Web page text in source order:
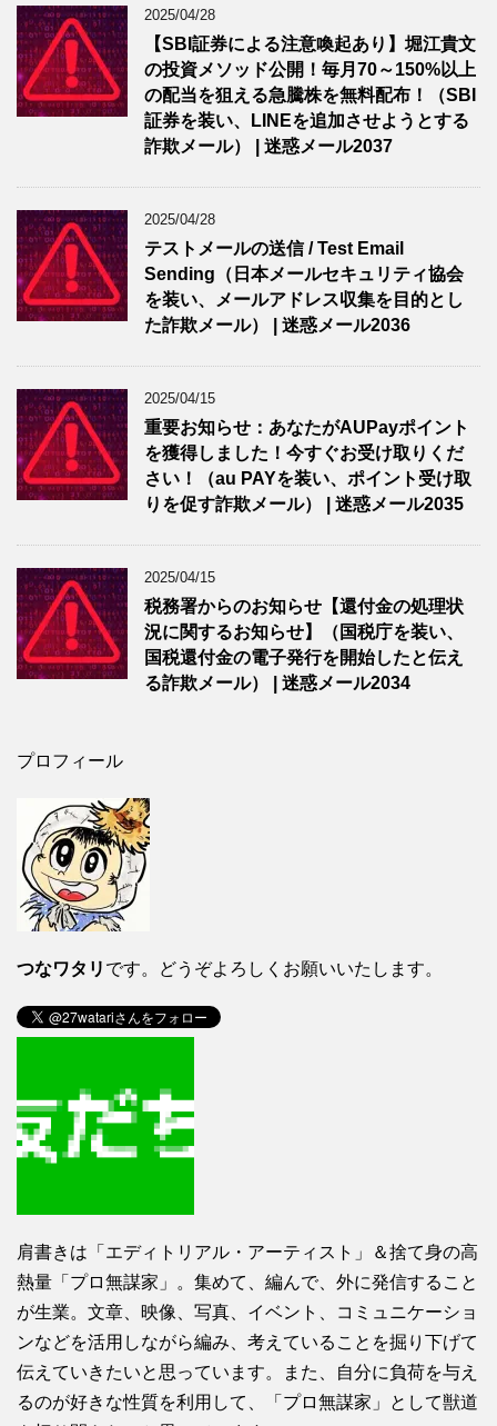
2025/04/28
【SBI証券による注意喚起あり】堀江貴文
の投資メソッド公開！毎月70～150%以上
の配当を狙える急騰株を無料配布！（SBI
証券を装い、LINEを追加させようとする
詐欺メール） | 迷惑メール2037
2025/04/28
テストメールの送信 / Test Email
Sending（日本メールセキュリティ協会
を装い、メールアドレス収集を目的とし
た詐欺メール） | 迷惑メール2036
2025/04/15
重要お知らせ：あなたがAUPayポイント
を獲得しました！今すぐお受け取りくだ
さい！（au PAYを装い、ポイント受け取
りを促す詐欺メール） | 迷惑メール2035
2025/04/15
税務署からのお知らせ【還付金の処理状
況に関するお知らせ】（国税庁を装い、
国税還付金の電子発行を開始したと伝え
る詐欺メール） | 迷惑メール2034
プロフィール
つなワタリ です。どうぞよろしくお願いいたします。
肩書きは「エディトリアル・アーティスト」＆捨て身の高
熱量「プロ無謀家」。集めて、編んで、外に発信すること
が生業。文章、映像、写真、イベント、コミュニケーショ
ンなどを活用しながら編み、考えていることを掘り下げて
伝えていきたいと思っています。また、自分に負荷を与え
るのが好きな性質を利用して、「プロ無謀家」として獣道